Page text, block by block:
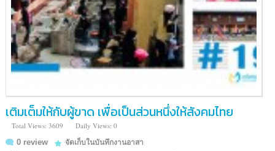
เติมเต็มให้กับผู้ขาด เพื่อเป็นส่วนหนึ่งให้สังคมไทย
Total Views: 3609
Daily Views: 0
0 review
จัดเก็บในบันทึกงานอาสา